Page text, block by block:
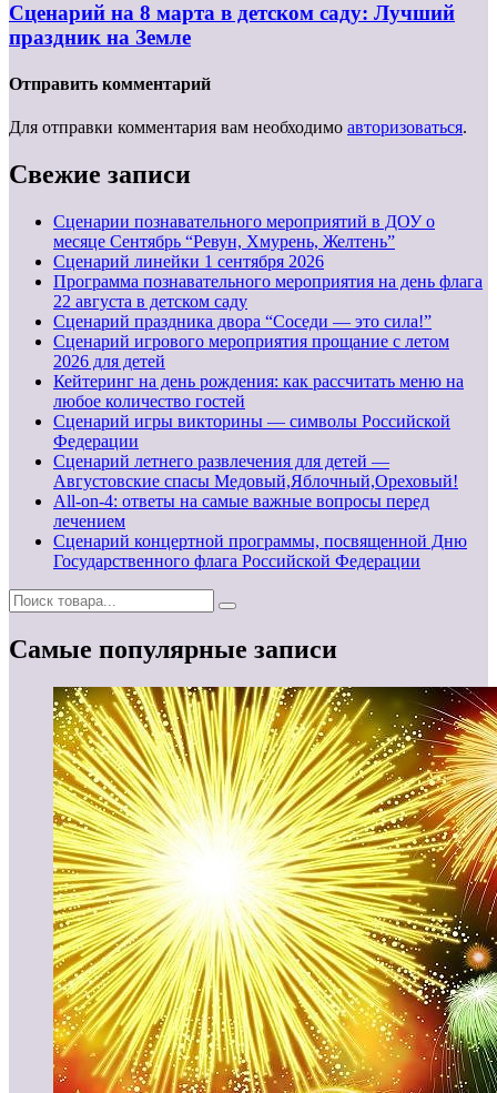
Сценарий на 8 марта в детском саду: Лучший
праздник на Земле
Отправить комментарий
Для отправки комментария вам необходимо авторизоваться.
Свежие записи
Сценарии познавательного мероприятий в ДОУ о
месяце Сентябрь “Ревун, Хмурень, Желтень”
Cценарий линейки 1 сентября 2026
Программа познавательного мероприятия на день флага
22 августа в детском саду
Сценарий праздника двора “Соседи — это сила!”
Сценарий игрового мероприятия прощание с летом
2026 для детей
Кейтеринг на день рождения: как рассчитать меню на
любое количество гостей
Сценарий игры викторины — символы Российской
Федерации
Сценарий летнего развлечения для детей —
Августовские спасы Медовый,Яблочный,Ореховый!
All-on-4: ответы на самые важные вопросы перед
лечением
Сценарий концертной программы, посвященной Дню
Государственного флага Российской Федерации
Самые популярные записи